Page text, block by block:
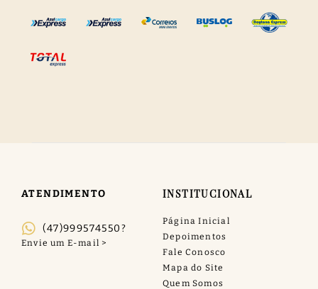
ATENDIMENTO
(47)999574550?
INSTITUCIONAL
Página Inicial
Depoimentos
Fale Conosco
Mapa do Site
Quem Somos